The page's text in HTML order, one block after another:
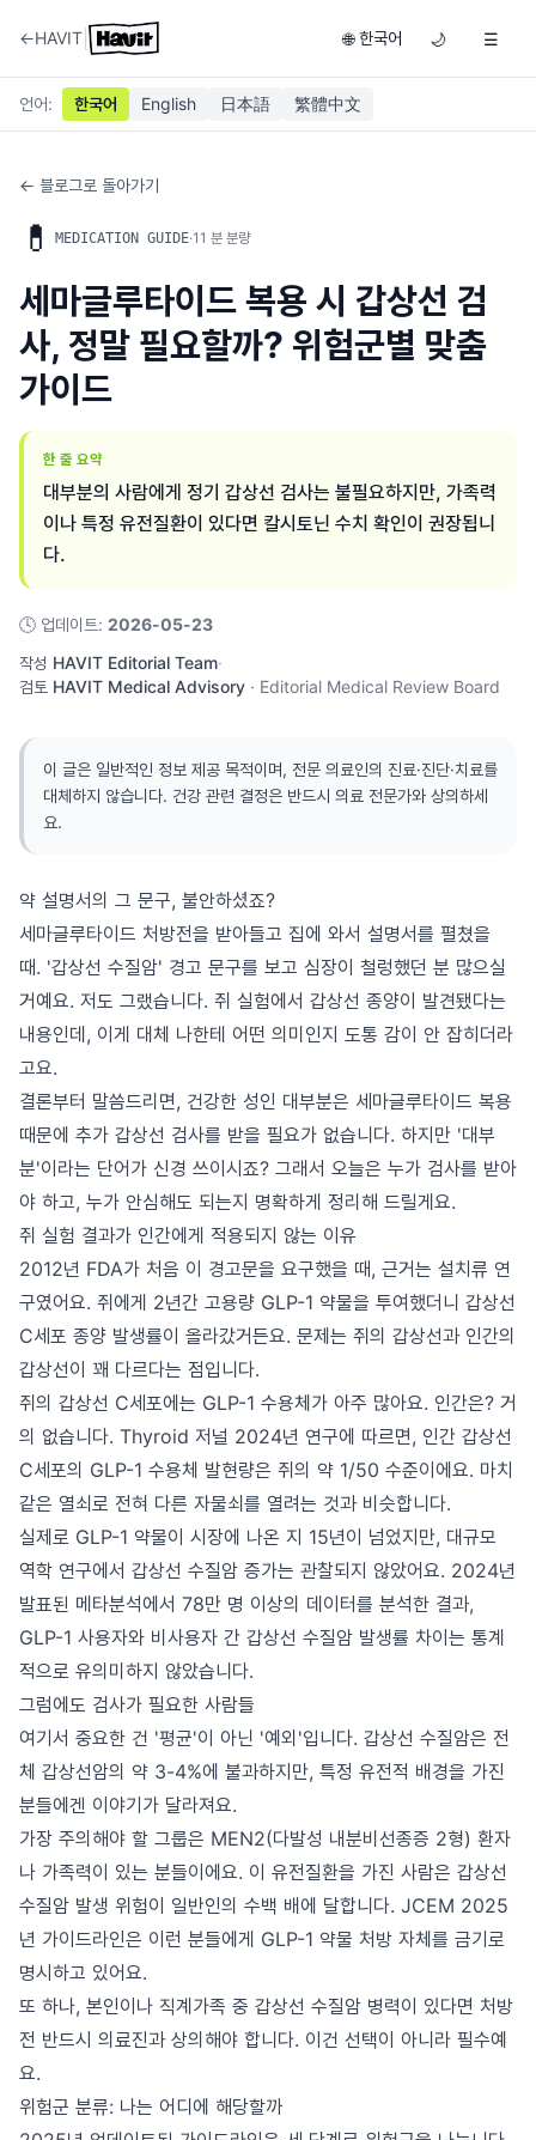
←HAVIT 🌐 한국어 🌙 ☰
언어: 한국어 English 日本語 繁體中文
← 블로그로 돌아가기
💊 MEDICATION GUIDE·11 분 분량
세마글루타이드 복용 시 갑상선 검
사, 정말 필요할까? 위험군별 맞춤
가이드
한 줄 요약
대부분의 사람에게 정기 갑상선 검사는 불필요하지만, 가족력
이나 특정 유전질환이 있다면 칼시토닌 수치 확인이 권장됩니
다.
🕓 업데이트: 2026-05-23
작성 HAVIT Editorial Team·
검토 HAVIT Medical Advisory · Editorial Medical Review Board
이 글은 일반적인 정보 제공 목적이며, 전문 의료인의 진료·진단·치료를
대체하지 않습니다. 건강 관련 결정은 반드시 의료 전문가와 상의하세
요.
약 설명서의 그 문구, 불안하셨죠?
세마글루타이드 처방전을 받아들고 집에 와서 설명서를 펼쳤을
때. '갑상선 수질암' 경고 문구를 보고 심장이 철렁했던 분 많으실
거예요. 저도 그랬습니다. 쥐 실험에서 갑상선 종양이 발견됐다는
내용인데, 이게 대체 나한테 어떤 의미인지 도통 감이 안 잡히더라
고요.
결론부터 말씀드리면, 건강한 성인 대부분은 세마글루타이드 복용
때문에 추가 갑상선 검사를 받을 필요가 없습니다. 하지만 '대부
분'이라는 단어가 신경 쓰이시죠? 그래서 오늘은 누가 검사를 받아
야 하고, 누가 안심해도 되는지 명확하게 정리해 드릴게요.
쥐 실험 결과가 인간에게 적용되지 않는 이유
2012년 FDA가 처음 이 경고문을 요구했을 때, 근거는 설치류 연
구였어요. 쥐에게 2년간 고용량 GLP-1 약물을 투여했더니 갑상선
C세포 종양 발생률이 올라갔거든요. 문제는 쥐의 갑상선과 인간의
갑상선이 꽤 다르다는 점입니다.
쥐의 갑상선 C세포에는 GLP-1 수용체가 아주 많아요. 인간은? 거
의 없습니다. Thyroid 저널 2024년 연구에 따르면, 인간 갑상선
C세포의 GLP-1 수용체 발현량은 쥐의 약 1/50 수준이에요. 마치
같은 열쇠로 전혀 다른 자물쇠를 열려는 것과 비슷합니다.
실제로 GLP-1 약물이 시장에 나온 지 15년이 넘었지만, 대규모
역학 연구에서 갑상선 수질암 증가는 관찰되지 않았어요. 2024년
발표된 메타분석에서 78만 명 이상의 데이터를 분석한 결과,
GLP-1 사용자와 비사용자 간 갑상선 수질암 발생률 차이는 통계
적으로 유의미하지 않았습니다.
그럼에도 검사가 필요한 사람들
여기서 중요한 건 '평균'이 아닌 '예외'입니다. 갑상선 수질암은 전
체 갑상선암의 약 3-4%에 불과하지만, 특정 유전적 배경을 가진
분들에겐 이야기가 달라져요.
가장 주의해야 할 그룹은 MEN2(다발성 내분비선종증 2형) 환자
나 가족력이 있는 분들이에요. 이 유전질환을 가진 사람은 갑상선
수질암 발생 위험이 일반인의 수백 배에 달합니다. JCEM 2025
년 가이드라인은 이런 분들에게 GLP-1 약물 처방 자체를 금기로
명시하고 있어요.
또 하나, 본인이나 직계가족 중 갑상선 수질암 병력이 있다면 처방
전 반드시 의료진과 상의해야 합니다. 이건 선택이 아니라 필수예
요.
위험군 분류: 나는 어디에 해당할까